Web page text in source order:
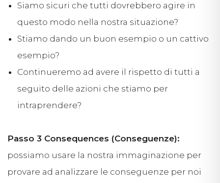
Siamo sicuri che tutti dovrebbero agire in
questo modo nella nostra situazione?
Stiamo dando un buon esempio o un cattivo
esempio?
Continueremo ad avere il rispetto di tutti a
seguito delle azioni che stiamo per
intraprendere?
Passo 3 Consequences (Conseguenze):
possiamo usare la nostra immaginazione per
provare ad analizzare le conseguenze per noi